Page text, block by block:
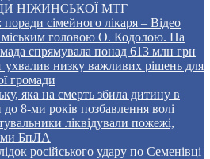
НІЖИНСЬКОЇ МТГ
сімейного лікаря – Відео
міським головою О. Кодолою. На
спрямувала понад 613 млн грн
ухвалив низку важливих рішень для
громади
яка на смерть збила дитину в
8-ми років позбавлення волі
ліквідували пожежі,
БпЛА
російського удару по Семенівці